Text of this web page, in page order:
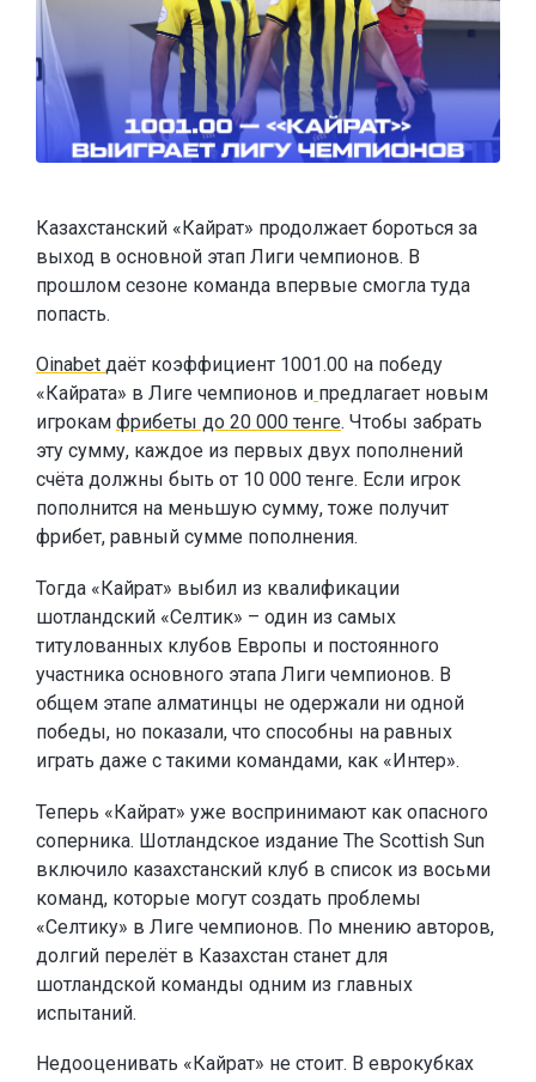
Казахстанский «Кайрат» продолжает бороться за
выход в основной этап Лиги чемпионов. В
прошлом сезоне команда впервые смогла туда
попасть.
Oinabet даёт коэффициент 1001.00 на победу
«Кайрата» в Лиге чемпионов и предлагает новым
игрокам фрибеты до 20 000 тенге. Чтобы забрать
эту сумму, каждое из первых двух пополнений
счёта должны быть от 10 000 тенге. Если игрок
пополнится на меньшую сумму, тоже получит
фрибет, равный сумме пополнения.
Тогда «Кайрат» выбил из квалификации
шотландский «Селтик» – один из самых
титулованных клубов Европы и постоянного
участника основного этапа Лиги чемпионов. В
общем этапе алматинцы не одержали ни одной
победы, но показали, что способны на равных
играть даже с такими командами, как «Интер».
Теперь «Кайрат» уже воспринимают как опасного
соперника. Шотландское издание The Scottish Sun
включило казахстанский клуб в список из восьми
команд, которые могут создать проблемы
«Селтику» в Лиге чемпионов. По мнению авторов,
долгий перелёт в Казахстан станет для
шотландской команды одним из главных
испытаний.
Недооценивать «Кайрат» не стоит. В еврокубках